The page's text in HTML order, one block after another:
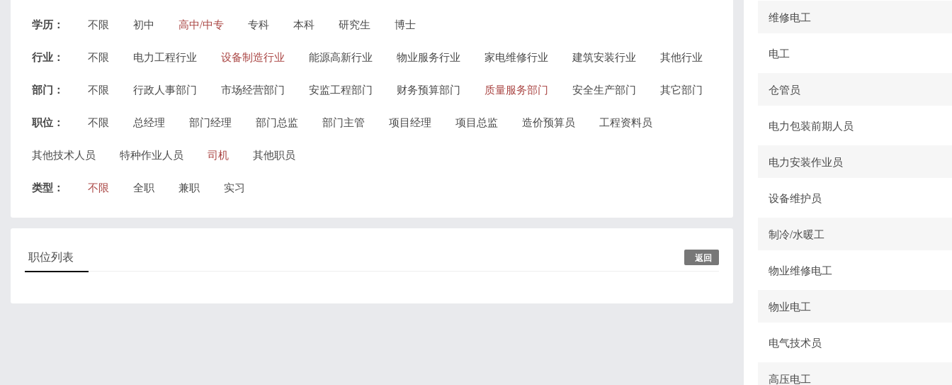
学历： 不限 初中 高中/中专 专科 本科 研究生 博士
行业： 不限 电力工程行业 设备制造行业 能源高新行业 物业服务行业 家电维修行业 建筑安装行业 其他行业
部门： 不限 行政人事部门 市场经营部门 安监工程部门 财务预算部门 质量服务部门 安全生产部门 其它部门
职位： 不限 总经理 部门经理 部门总监 部门主管 项目经理 项目总监 造价预算员 工程资料员
其他技术人员 特种作业人员 司机 其他职员
类型： 不限 全职 兼职 实习
职位列表 返回
维修电工
电工
仓管员
电力包装前期人员
电力安装作业员
设备维护员
制冷/水暖工
物业维修电工
物业电工
电气技术员
高压电工